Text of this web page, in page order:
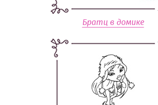
Братц в домике